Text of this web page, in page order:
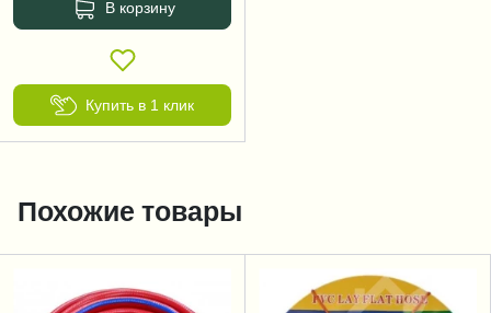
В корзину
Купить в 1 клик
Похожие товары